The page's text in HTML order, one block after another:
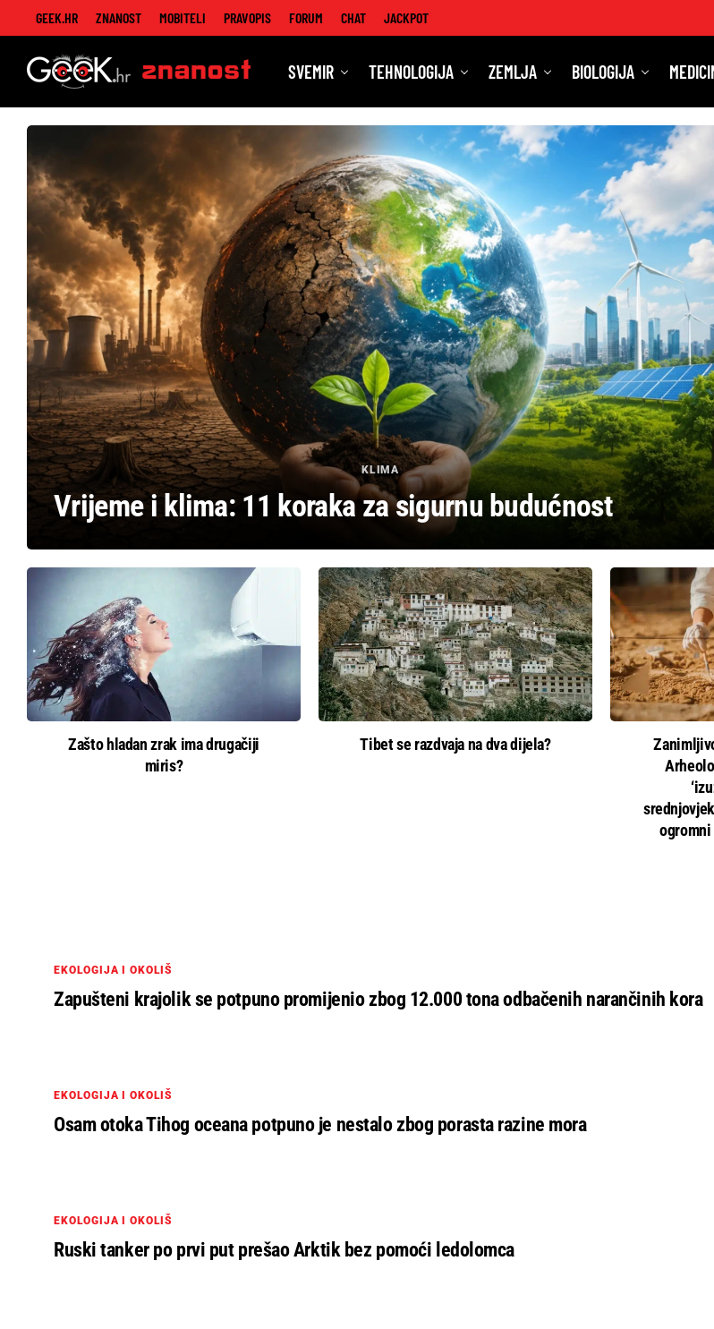
GEEK.HR ZNANOST MOBITELI PRAVOPIS FORUM CHAT JACKPOT
Znanost
SVEMIR TEHNOLOGIJA ZEMLJA BIOLOGIJA
KLIMA
Vrijeme i klima: 11 koraka za sigurnu budućnost
Zašto hladan zrak ima drugačiji
miris?
Tibet se razdvaja na dva dijela?
ogromni
EKOLOGIJA I OKOLIŠ
Zapušteni krajolik se potpuno promijenio zbog 12.000 tona odbačenih narančinih kora
EKOLOGIJA I OKOLIŠ
Osam otoka Tihog oceana potpuno je nestalo zbog porasta razine mora
EKOLOGIJA I OKOLIŠ
Ruski tanker po prvi put prešao Arktik bez pomoći ledolomca